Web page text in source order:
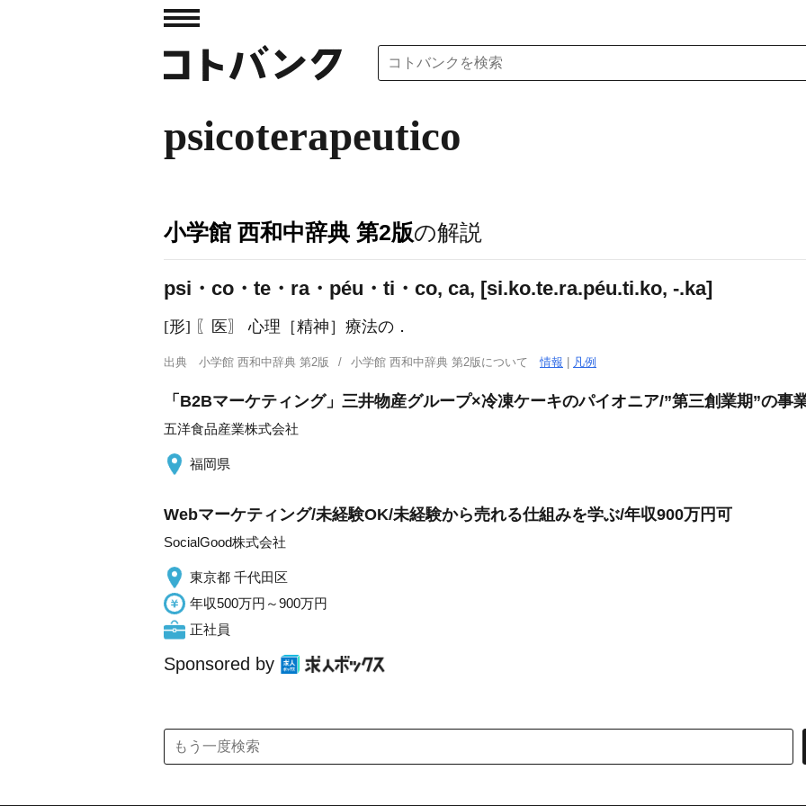
psicoterapeutico
小学館 西和中辞典 第2版の解説
psi・co・te・ra・péu・ti・co, ca, [si.ko.te.ra.péu.ti.ko, -.ka]
[形] 〖医〗 心理［精神］療法の．
出典 小学館 西和中辞典 第2版 小学館 西和中辞典 第2版について情報 凡例
「B2Bマーケティング」三井物産グループ×冷凍ケーキのパイオニア/”第三創業期”の事
五洋食品産業株式会社
福岡県
Webマーケティング/未経験OK/未経験から売れる仕組みを学ぶ/年収900万円可
SocialGood株式会社
東京都 千代田区
年収500万円～900万円
正社員
Sponsored by